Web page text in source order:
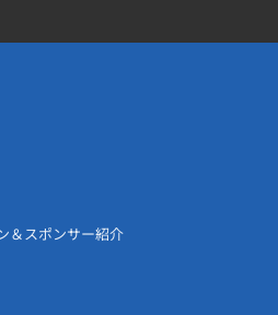
＆スポンサー紹介